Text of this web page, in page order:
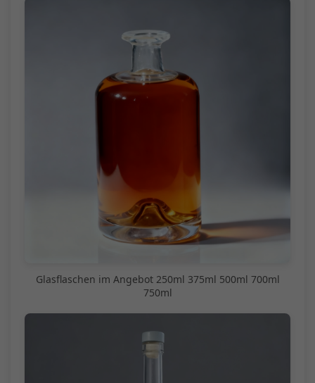
Glasflaschen im Angebot 250ml 375ml 500ml 700ml
750ml